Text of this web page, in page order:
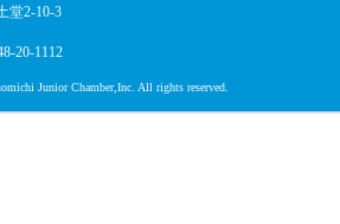
堂2-10-3
20-1112
Junior Chamber,Inc. All rights reserved.